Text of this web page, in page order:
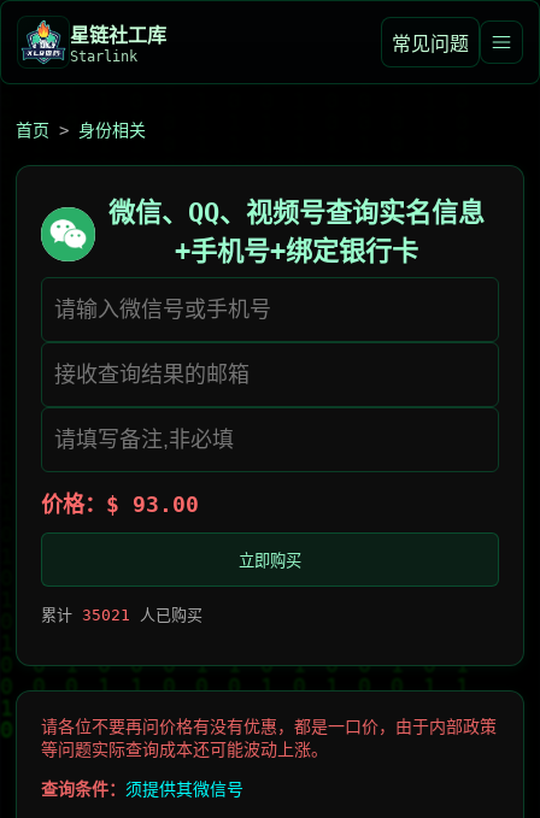
星链社工库️
Starlink
常见问题
首页 > 身份相关
微信、QQ、视频号查询实名信息
+手机号+绑定银行卡
价格：$ 93.00
立即购买
累计35021 人已购买
请各位不要再问价格有没有优惠，都是一口价，由于内部政策
等问题实际查询成本还可能波动上涨。
查询条件： 须提供其微信号